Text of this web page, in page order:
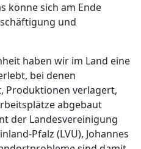
könne sich am Ende
und
haben wir im Land eine
bei denen
Produktionen verlagert,
abgebaut
der Landesvereinigung
Pfalz (LVU), Johannes